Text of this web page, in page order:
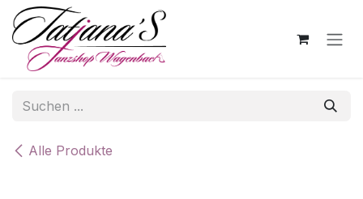
Zum Inhalt springen
Alle Produkte